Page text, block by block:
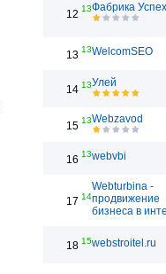
12 13Фабрика
13 13WelcomSEO
14 13Улей
15 13Webzavod
16 13webvbi
17 14
Webturbina -
продвижение
бизнеса в
18 15webstroitel.ru